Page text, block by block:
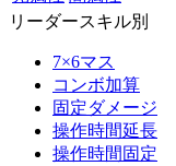
リーダースキル別
7×6マス
コンボ加算
固定ダメージ
操作時間延長
操作時間固定